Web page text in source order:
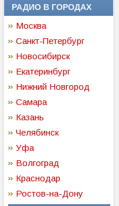
РАДИО В ГОРОДАХ
Москва
Санкт-Петербург
Новосибирск
Екатеринбург
Нижний Новгород
Самара
Казань
Челябинск
Уфа
Волгоград
Краснодар
Ростов-на-Дону